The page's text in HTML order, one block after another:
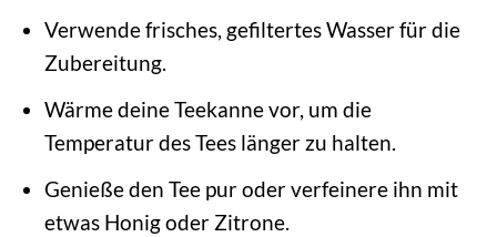
Verwende frisches, gefiltertes Wasser für die
Zubereitung.
Wärme deine Teekanne vor, um die
Temperatur des Tees länger zu halten.
Genieße den Tee pur oder verfeinere ihn mit
etwas Honig oder Zitrone.